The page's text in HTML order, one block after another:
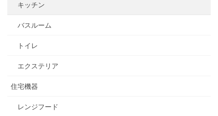
キッチン
バスルーム
トイレ
エクステリア
住宅機器
レンジフード